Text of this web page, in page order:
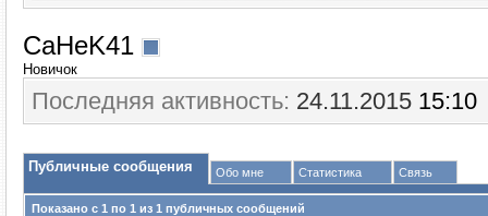
CaHeK41
Новичок
Последняя активность: 24.11.2015 15:10
Публичные сообщения Обо мне Статистика Связь
Показано с 1 по 1 из 1 публичных сообщений